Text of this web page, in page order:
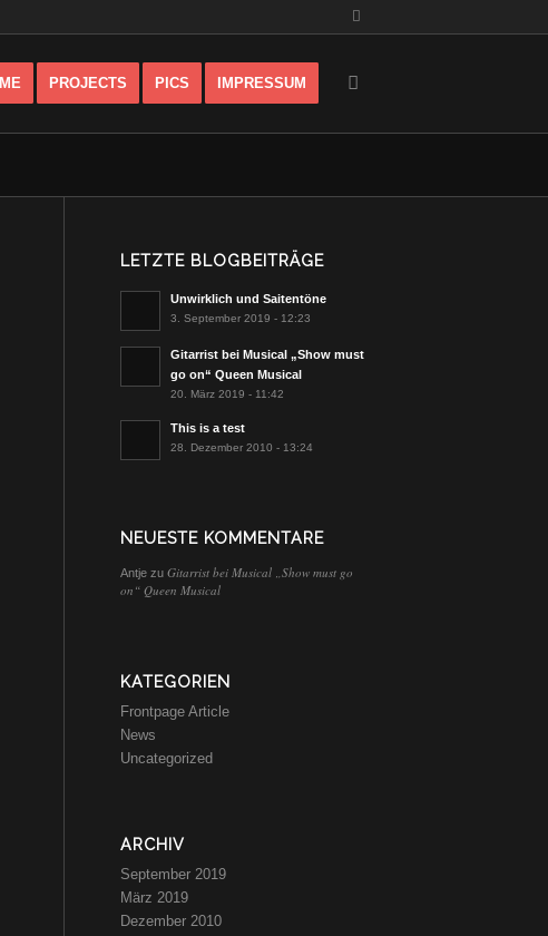
PROJECTS PICS IMPRESSUM
LETZTE BLOGBEITRÄGE
Unwirklich und Saitentöne
3. September 2019 - 12:23
Gitarrist bei Musical „Show must
go on“ Queen Musical
20. März 2019 - 11:42
This is a test
28. Dezember 2010 - 13:24
NEUESTE KOMMENTARE
Antjezu Gitarrist bei Musical „Show must go
on“ Queen Musical
KATEGORIEN
Frontpage Article
News
Uncategorized
ARCHIV
September 2019
März 2019
Dezember 2010